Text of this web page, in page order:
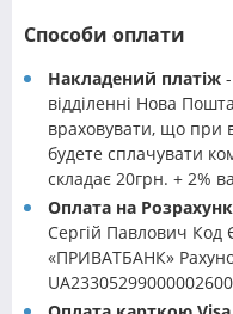
Способи оплати
Накладений платіж
відділенні Нова
враховувати, що при
будете сплачувати
складає 20грн. + 2%
Оплата на
Сергій Павлович
«ПРИВАТБАНК»